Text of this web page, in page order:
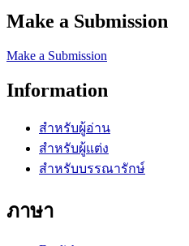
Make a Submission
Make a Submission
Information
สำหรับผู้อ่าน
สำหรับผู้แต่ง
สำหรับบรรณารักษ์
ภาษา